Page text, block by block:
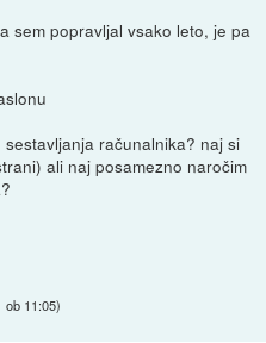
sem popravljal vsako leto, je pa
računalnika? naj si
ali naj posamezno naročim
ob 11:05)